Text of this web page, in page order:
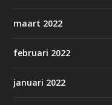
maart 2022
februari 2022
januari 2022